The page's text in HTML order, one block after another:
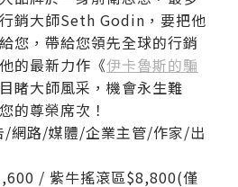
銷大師Seth Godin，要把他
您，帶給您領先全球的行銷
的最新力作《伊卡魯斯的騙
睹大師風采，機會永生難
的尊榮席次！
/網路/媒體/企業主管/作家/出
/ 紫牛搖滾區$8,800(僅